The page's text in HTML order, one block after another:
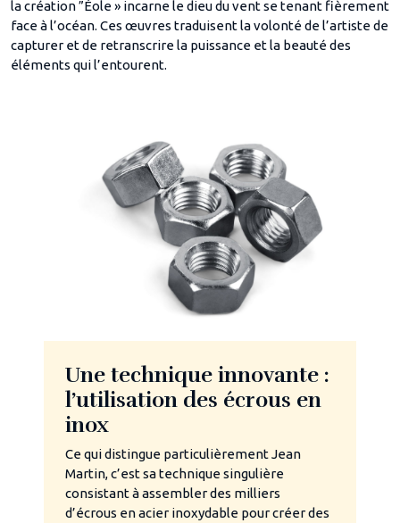
la création ”Éole » incarne le dieu du vent se tenant fièrement
face à l’océan. Ces œuvres traduisent la volonté de l’artiste de
capturer et de retranscrire la puissance et la beauté des
éléments qui l’entourent.
Une technique innovante :
l’utilisation des écrous en
inox
Ce qui distingue particulièrement Jean
Martin, c’est sa technique singulière
consistant à assembler des milliers
d’écrous en acier inoxydable pour créer des